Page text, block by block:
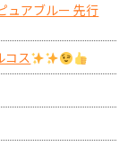
ュアブルー 先行
コス